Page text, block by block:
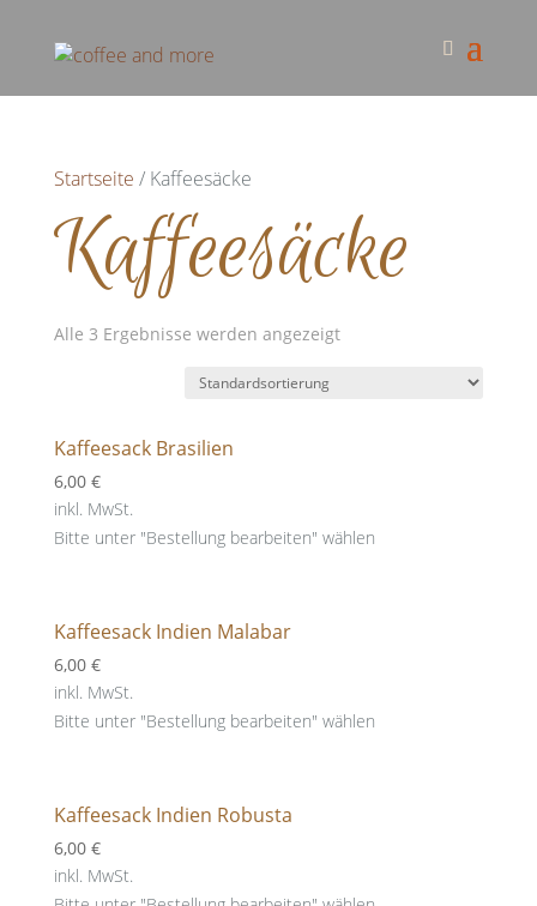
Startseite / Kaffeesäcke
Kaffeesäcke
Alle 3 Ergebnisse werden angezeigt
Kaffeesack Brasilien
6,00 €
inkl. MwSt.
Bitte unter "Bestellung bearbeiten" wählen
Kaffeesack Indien Malabar
6,00 €
inkl. MwSt.
Bitte unter "Bestellung bearbeiten" wählen
Kaffeesack Indien Robusta
6,00 €
inkl. MwSt.